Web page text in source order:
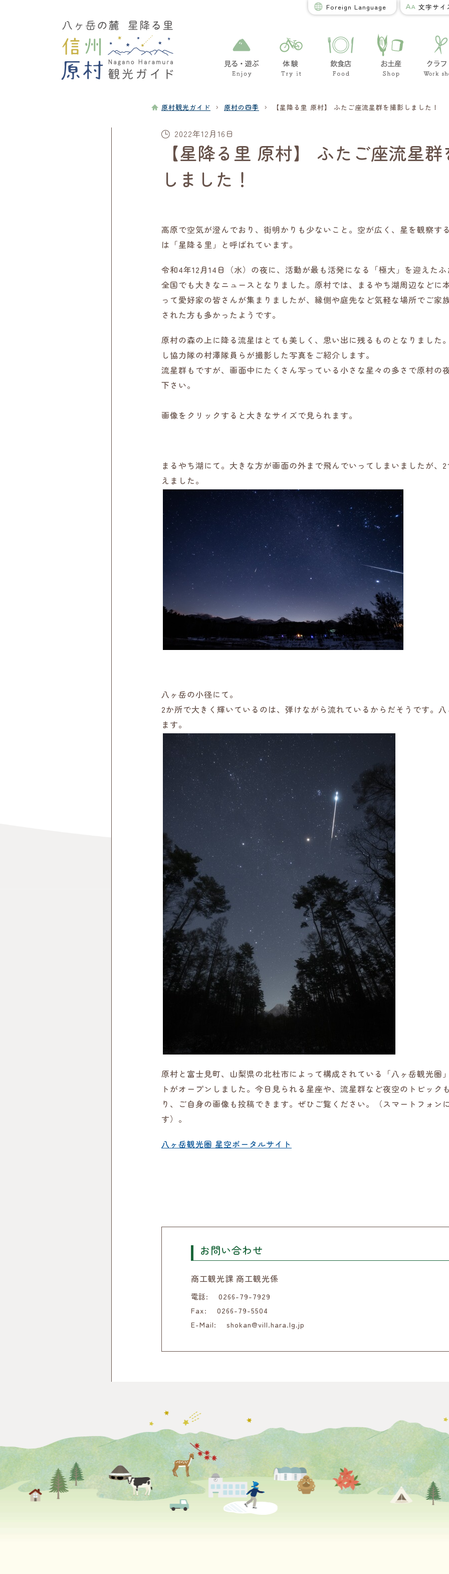
Foreign Language 文字サイ
原村観光ガイド › 原村の四季 › 【星降る里 原村】 ふたご座流星群を撮影しました！
2022年12月16日
【星降る里 原村】 ふたご座流星
しました！
高原で空気が澄んでおり、街明かりも少ないこと。空が広く、星を観察す
は「星降る里」と呼ばれています。
令和4年12月14日（水）の夜に、活動が最も活発になる「極大」を迎えた
全国でも大きなニュースとなりました。原村では、まるやち湖周辺などに
って愛好家の皆さんが集まりましたが、縁側や庭先など気軽な場所でご家
された方も多かったようです。
原村の森の上に降る流星はとても美しく、思い出に残るものとなりました
し協力隊の村澤隊員らが撮影した写真をご紹介します。
流星群もですが、画面中にたくさん写っている小さな星々の多さで原村の
下さい。
画像をクリックすると大きなサイズで見られます。
まるやち湖にて。大きな方が画面の外まで飛んでいってしまいましたが、
えました。
八ヶ岳の小径にて。
2か所で大きく輝いているのは、弾けながら流れているからだそうです。
ます。
原村と富士見町、山梨県の北杜市によって構成されている「八ヶ岳観光圏
トがオープンしました。今日見られる星座や、流星群など夜空のトピック
り、ご自身の画像も投稿できます。ぜひご覧ください。（スマートフォン
す）。
八ヶ岳観光圏 星空ポータルサイト
お問い合わせ
商工観光課 商工観光係
電話:
0266-79-7929
Fax:
0266-79-5504
E-Mail:
shokan@vill.hara.lg.jp